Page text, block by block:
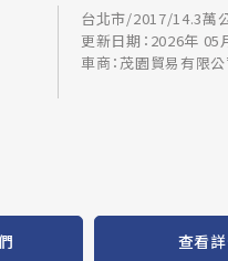
台北市/2017/14.3萬
更新日期：2026年 05
車商：茂園貿易有限
查看